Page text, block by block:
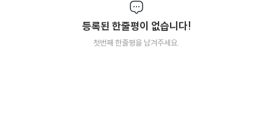
등록된 한줄평이 없습니다!
첫번째 한줄평을 남겨주세요.